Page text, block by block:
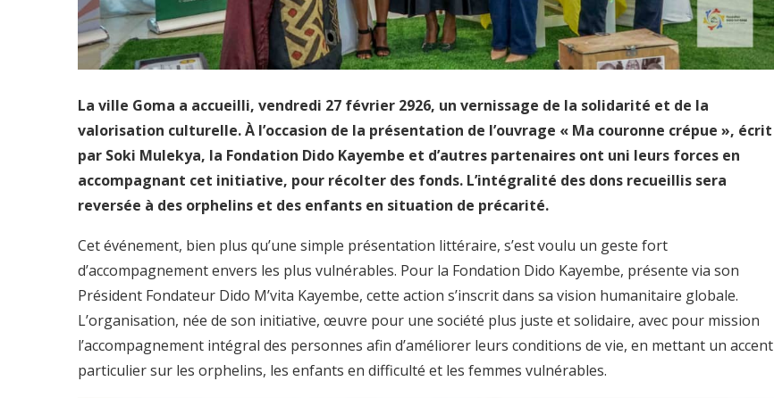
La ville Goma a accueilli, vendredi 27 février 2926, un vernissage de la solidarité et de la
valorisation culturelle. À l’occasion de la présentation de l’ouvrage « Ma couronne crépue », écrit
par Soki Mulekya, la Fondation Dido Kayembe et d’autres partenaires ont uni leurs forces en
accompagnant cet initiative, pour récolter des fonds. L’intégralité des dons recueillis sera
reversée à des orphelins et des enfants en situation de précarité.
Cet événement, bien plus qu’une simple présentation littéraire, s’est voulu un geste fort
d’accompagnement envers les plus vulnérables. Pour la Fondation Dido Kayembe, présente via son
Président Fondateur Dido M’vita Kayembe, cette action s’inscrit dans sa vision humanitaire globale.
L’organisation, née de son initiative, œuvre pour une société plus juste et solidaire, avec pour mission
l’accompagnement intégral des personnes afin d’améliorer leurs conditions de vie, en mettant un accent
particulier sur les orphelins, les enfants en difficulté et les femmes vulnérables.